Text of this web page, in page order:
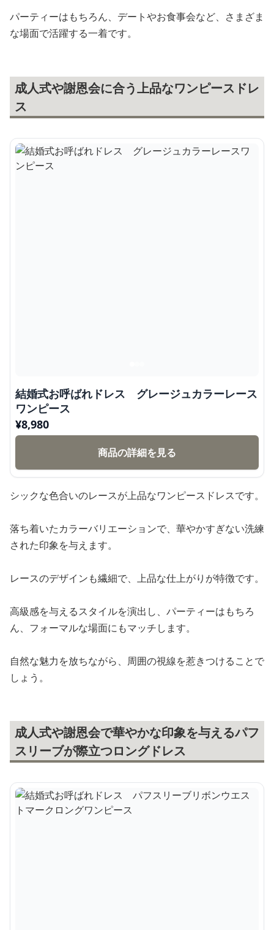
パーティーはもちろん、デートやお食事会など、さまざま
な場面で活躍する一着です。
成人式や謝恩会に合う上品なワンピースドレ
ス
結婚式お呼ばれドレス グレージュカラーレース
ワンピース
¥8,980
商品の詳細を見る
シックな色合いのレースが上品なワンピースドレスです。
落ち着いたカラーバリエーションで、華やかすぎない洗練
された印象を与えます。
レースのデザインも繊細で、上品な仕上がりが特徴です。
高級感を与えるスタイルを演出し、パーティーはもちろ
ん、フォーマルな場面にもマッチします。
自然な魅力を放ちながら、周囲の視線を惹きつけることで
しょう。
成人式や謝恩会で華やかな印象を与えるパフ
スリーブが際立つロングドレス